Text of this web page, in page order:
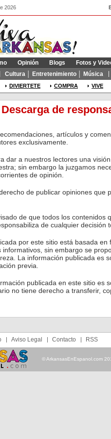
2026
Cultura │ Entretenimiento │ Música
Opinión Blogs Fotos y
DIVIERTETE COMPRA VIVE
de
artículos y
exclusivamente.
dar a nuestros lectores una
sin embargo la juzgamos
de opinión.
de publicar opiniones
de que todos los
de cualquier decisión
por este sitio está basada
informativos, sin embargo se
La información publicada es
previa.
publicada en este sitio es
no tiene derecho a transferir,
Aviso Legal Contacto RSS
© ArkansasEnEspanol.com